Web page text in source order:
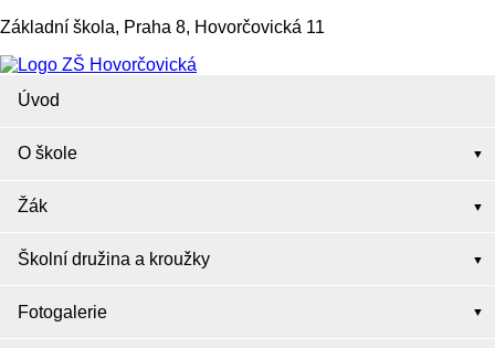
Základní škola, Praha 8, Hovorčovická 11
Úvod
O škole
Žák
Školní družina a kroužky
Fotogalerie